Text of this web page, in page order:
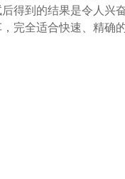
得到的结果是令人兴
完全适合快速、精确的